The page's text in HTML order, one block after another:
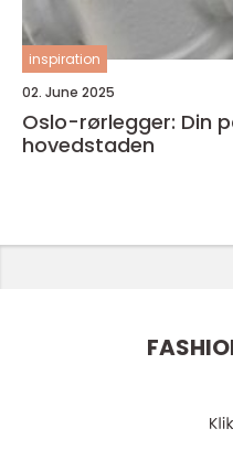
inspiration
02. June 2025
Oslo-rørlegger: Din
hovedstaden